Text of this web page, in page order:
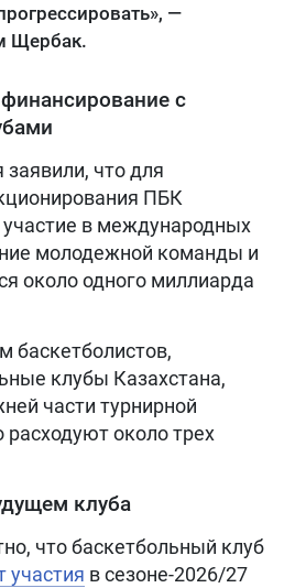
—
Щербак.
с
что для
ПБК
в международных
молодежной команды и
около одного миллиарда
баскетболистов,
клубы Казахстана,
части турнирной
около трех
клуба
что баскетбольный клуб
участия в сезоне-2026/27